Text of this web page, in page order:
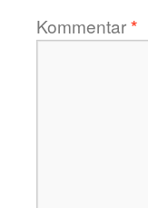
Kommentar*